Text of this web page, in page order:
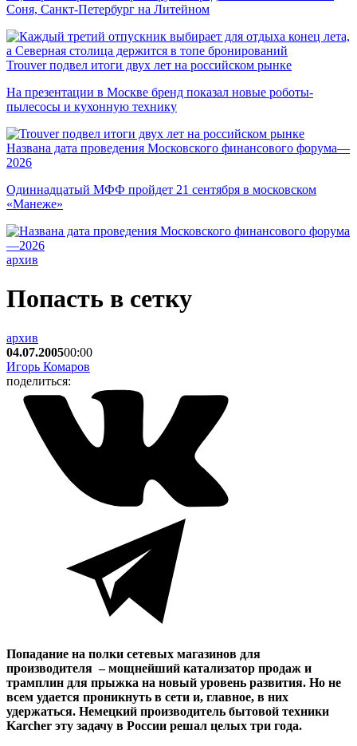
Соня, Санкт-Петербург на Литейном
Trouver подвел итоги двух лет на российском рынке
На презентации в Москве бренд показал новые роботы-
пылесосы и кухонную технику
Названа дата проведения Московского финансового форума—
2026
Одиннадцатый МФФ пройдет 21 сентября в московском
«Манеже»
архив
Попасть в сетку
архив
04.07.200500:00
Игорь Комаров
поделиться:
Попадание на полки сетевых магазинов для
производителя – мощнейший катализатор продаж и
трамплин для прыжка на новый уровень развития. Но не
всем удается проникнуть в сети и, главное, в них
удержаться. Немецкий производитель бытовой техники
Karcher эту задачу в России решал целых три года.